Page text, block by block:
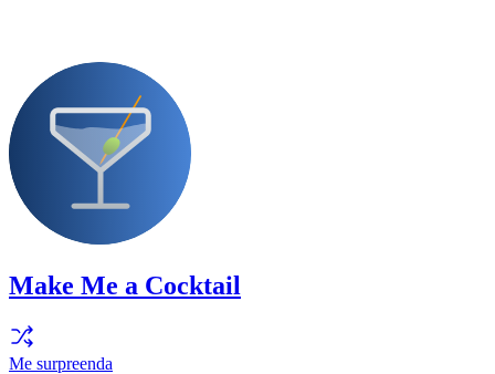
Make Me a Cocktail
Me surpreenda